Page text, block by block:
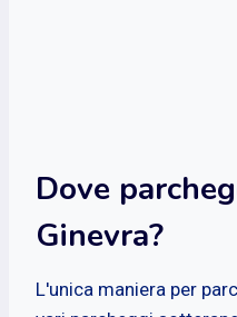
Dove
Ginevra?
L'unica maniera per